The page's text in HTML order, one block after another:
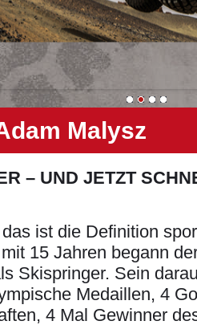
Malysz
– UND JETZT
ist die Definition
15 Jahren begann
Skispringer. Sein
Medaillen, 4
4 Mal Gewinner